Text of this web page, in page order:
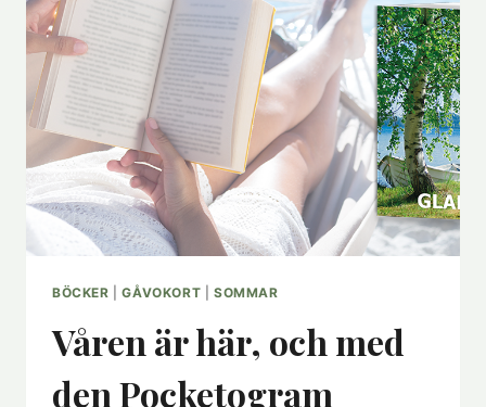
BÖCKER |GÅVOKORT SOMMAR
Våren är här, och med
den Pocketogram